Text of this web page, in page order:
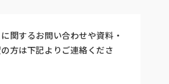
関するお問い合わせや資料・
方は下記よりご連絡くださ